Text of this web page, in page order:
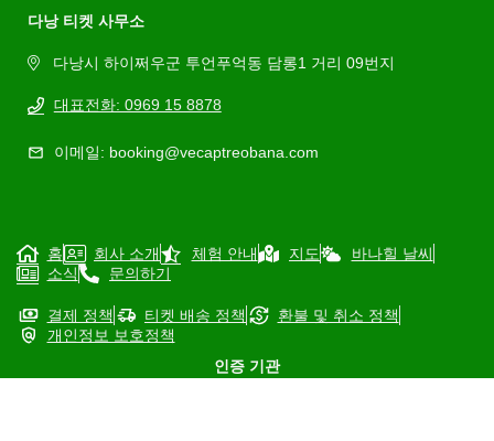
다낭 티켓 사무소
다낭시 하이쩌우군 투언푸억동 담롱1 거리 09번지
대표전화: 0969 15 8878
이메일: booking@vecaptreobana.com
홈 회사 소개 체험 안내 지도
바나힐 날씨
소식
문의하기
결제 정책 티켓 배송 정책
환불 및 취소 정책
개인정보 보호정책
인증 기관